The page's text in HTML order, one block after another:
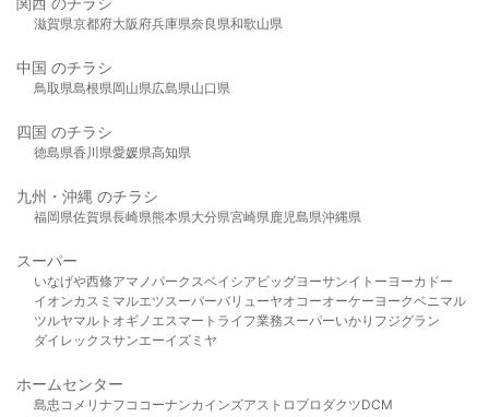
滋賀県京都府大阪府兵庫県奈良県和歌山県
中国 のチラシ
鳥取県島根県岡山県広島県山口県
四国 のチラシ
徳島県香川県愛媛県高知県
九州・沖縄 のチラシ
福岡県佐賀県長崎県熊本県大分県宮崎県鹿児島県沖縄県
スーパー
いなげや西條アマノパークスベイシア ビッグヨーサンイトーヨーカドー
イオンカスミ マルエツスーパーバリューヤオコーオーケー ヨークベニマル
ツルヤマルト オギノ エスマート ライフ業務スーパーいかり フジグラン
ダイレックスサンエーイズミヤ
ホームセンター
島忠 コメリ ナフコ コーナンカインズアストロプロダクツDCM